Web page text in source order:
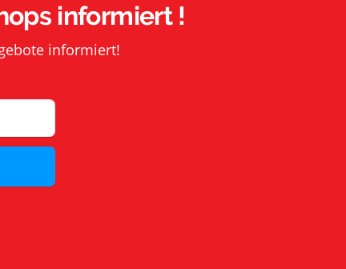
informiert !
informiert!